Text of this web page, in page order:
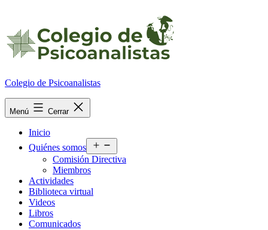
contenido
Colegio de Psicoanalistas
Menú Cerrar
Inicio
Quiénes somos
el
menú
Comisión Directiva
Miembros
Actividades
Biblioteca virtual
Videos
Libros
Comunicados